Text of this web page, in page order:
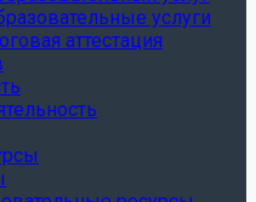
услуги
аттестация